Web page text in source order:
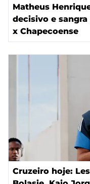
Matheus
decisivo e
x Chapecoense
Cruzeiro hoje: